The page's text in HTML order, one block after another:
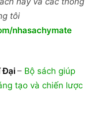
tôi
nhasachymate
Đại– Bộ sách giúp
tạo và chiến lược